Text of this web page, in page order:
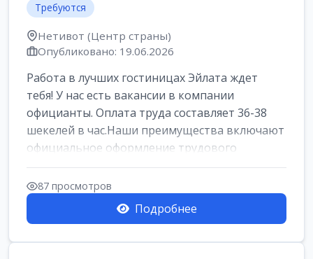
Требуются
Нетивот (Центр страны)
Опубликовано: 19.06.2026
Работа в лучших гостиницах Эйлата ждет
тебя! У нас есть вакансии в компании
официанты. Оплата труда составляет 36-38
шекелей в час.Наши преимущества включают
официальное оформление трудового
договора,...
87 просмотров
Подробнее